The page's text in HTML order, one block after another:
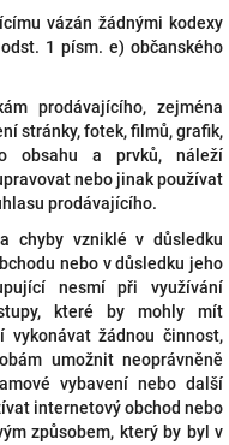
vázán žádnými kodexy
1 písm. e) občanského
prodávajícího, zejména
stránky, fotek, filmů, grafik,
obsahu a prvků, náleží
nebo jinak používat
prodávajícího.
chyby vzniklé v důsledku
nebo v důsledku jeho
nesmí při využívání
které by mohly mít
žádnou činnost,
umožnit neoprávněně
vybavení nebo další
internetový obchod nebo
způsobem, který by byl v